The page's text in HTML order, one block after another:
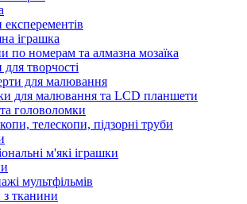
іграшка
по номерам та алмазна мозаїка
творчості
для малювання
для малювання та LCD планшети
головоломки
телескопи, підзорні труби
м'які іграшки
мультфільмів
тканини